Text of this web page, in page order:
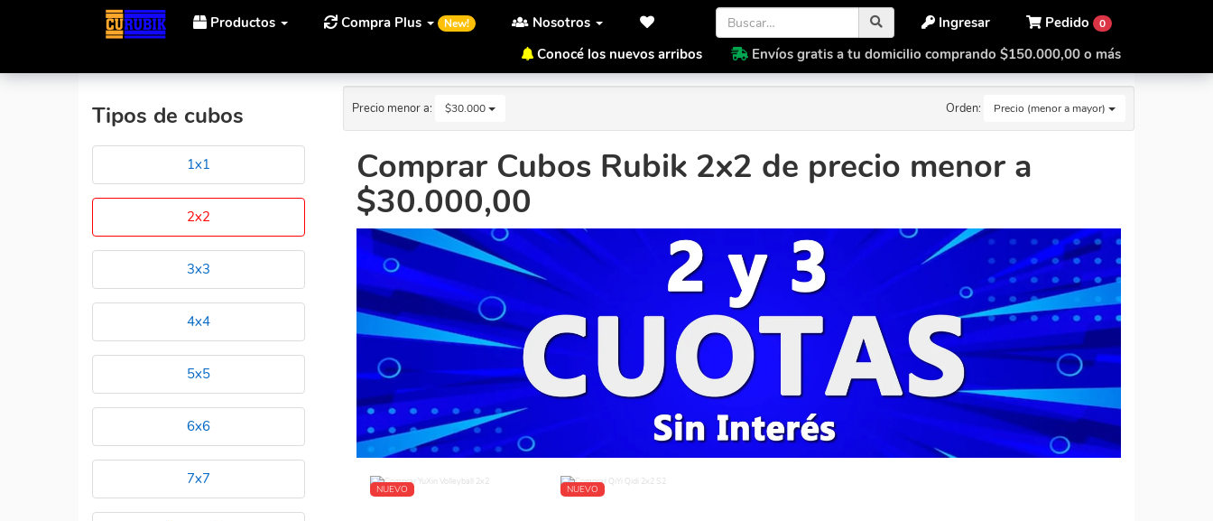
Productos Compra Plus New! Nosotros Pedido 0
Ingresar
Conocé los nuevos arribos
Envíos gratis a tu domicilio comprando $150.000,00 o más
Tipos de cubos
1x1
2x2
3x3
4x4
5x5
6x6
7x7
Precio menor a: $30.000 Orden: Precio (menor a mayor)
Comprar Cubos Rubik 2x2 de precio menor a
$30.000,00
NUEVO NUEVO